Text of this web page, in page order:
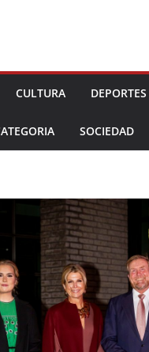
CULTURA DEPORTES
SOCIEDAD